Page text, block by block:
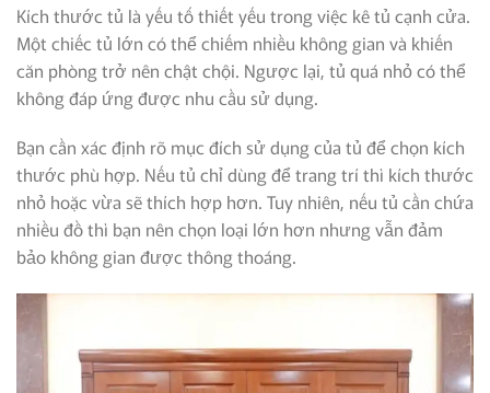
Kích thước tủ là yếu tố thiết yếu trong việc kê tủ cạnh cửa.
Một chiếc tủ lớn có thể chiếm nhiều không gian và khiến
căn phòng trở nên chật chội. Ngược lại, tủ quá nhỏ có thể
không đáp ứng được nhu cầu sử dụng.
Bạn cần xác định rõ mục đích sử dụng của tủ để chọn kích
thước phù hợp. Nếu tủ chỉ dùng để trang trí thì kích thước
nhỏ hoặc vừa sẽ thích hợp hơn. Tuy nhiên, nếu tủ cần chứa
nhiều đồ thì bạn nên chọn loại lớn hơn nhưng vẫn đảm
bảo không gian được thông thoáng.